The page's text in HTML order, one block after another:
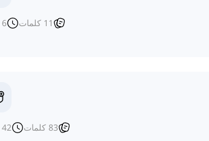
11 كلمات 6
83 كلمات 42